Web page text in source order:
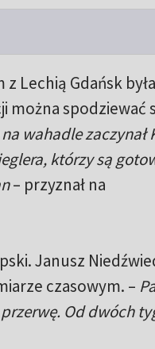
Lechią Gdańsk
można spodziewać
wahadle zaczynał
którzy są
– przyznał na
Janusz
czasowym. –
Od dwóch